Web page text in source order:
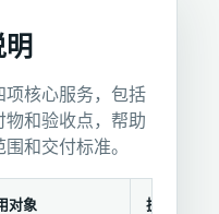
项核心服务，包括
和验收点，帮助
和交付标准。
对象 执行动作